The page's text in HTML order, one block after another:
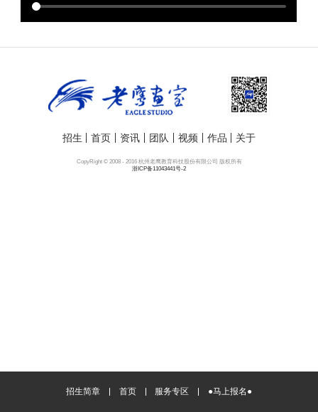
招生 首页 资讯 团队 视频 作品 关于
CopyRight © 2008 - 2016 杭州老鹰教育科技股份有限公司 版权所有
浙ICP备11043441号-2
招生简章 首页 服务专区 ●马上报名●